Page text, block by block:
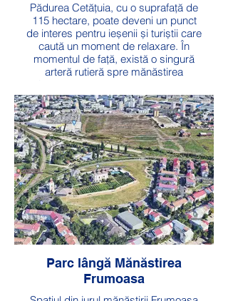
Pădurea Cetățuia, cu o suprafață de
115 hectare, poate deveni un punct
de interes pentru ieșenii și turiștii care
caută un moment de relaxare. În
momentul de față, există o singură
arteră rutieră spre mănăstirea
poteci turistice, vom amplasa bănci în
popasuri și vom amenaja puncte de
belvedere asupra orașului nostru.
Valoare totală: 1 milion lei
Durată execuție: 15 luni
Parc lângă Mănăstirea
Frumoasa